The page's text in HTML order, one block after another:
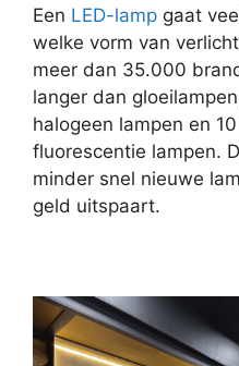
Een LED-lamp gaat
welke vorm van
meer dan 35.000
langer dan
halogeen lampen en
fluorescentie lampen.
minder snel nieuwe
geld uitspaart.